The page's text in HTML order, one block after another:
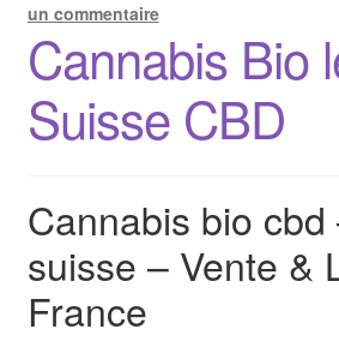
un commentaire
Cannabis Bio
Suisse CBD
Cannabis bio
suisse – Vente &
France